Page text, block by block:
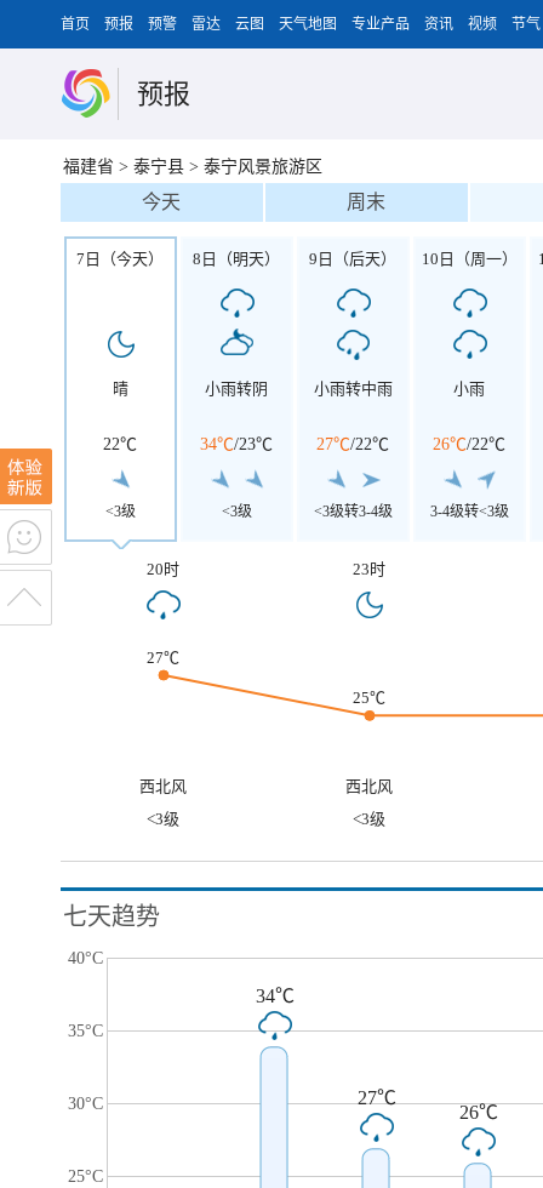
首页 预报 预警 雷达 云图 天气地图 专业产品 资讯 视频 节气
预报
福建省 > 泰宁县 > 泰宁风景旅游区
今天 周末
7日（今天）
晴
22℃
<3级
8日（明天）
小雨转阴
34℃/23℃
<3级
9日（后天）
小雨转中雨
27℃/22℃
<3级转3-4级
10日（周一）
小雨
26℃/22℃
3-4级转<3级
20时 23时
27℃
25℃
西北风
西北风
<3级
<3级
七天趋势
40°C
35°C
30°C
25°C
34℃
27℃
26℃